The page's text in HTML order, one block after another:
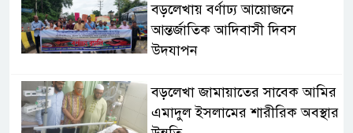
বড়লেখায় বর্ণাঢ্য আয়োজনে
আন্তর্জাতিক আদিবাসী দিবস
উদযাপন
বড়লেখা জামায়াতের সাবেক আমির
এমাদুল ইসলামের শারীরিক অবস্থার